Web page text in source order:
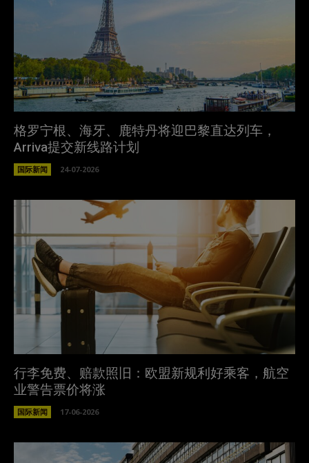
格罗宁根、海牙、鹿特丹将迎巴黎直达列车，
Arriva提交新线路计划
国际新闻 24-07-2026
行李免费、赔款照旧：欧盟新规利好乘客，航空
业警告票价将涨
国际新闻 17-06-2026